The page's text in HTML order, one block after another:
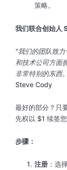
策略。
我们联合创始人
"我们的团队致
和技术公司方面
非常特别的东西
Steve Cody
最好的部分？只
先权以 $1 续签您
步骤：
注册 ：选